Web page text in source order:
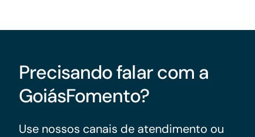
Precisando falar com a
GoiásFomento?
Use nossos canais de atendimento ou